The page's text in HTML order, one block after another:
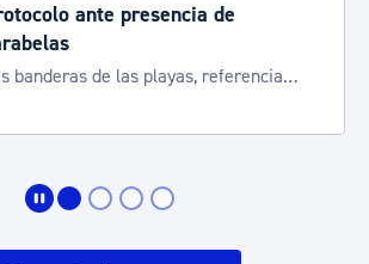
ante presencia de
banderas de las playas, referencia